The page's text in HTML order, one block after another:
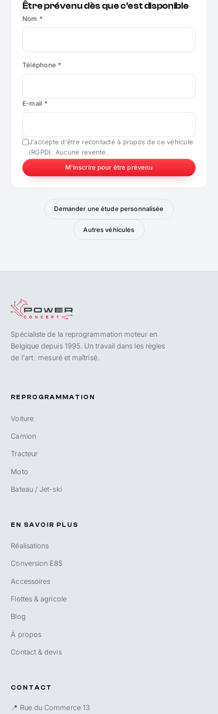
Être prévenu dès que c'est disponible
Nom *
Téléphone *
E-mail *
J'accepte d'être recontacté à propos de ce véhicule
(RGPD). Aucune revente.
M'inscrire pour être prévenu
Demander une étude personnalisée
Autres véhicules
Spécialiste de la reprogrammation moteur en
Belgique depuis 1995. Un travail dans les règles
de l'art : mesuré et maîtrisé.
REPROGRAMMATION
Voiture
Camion
Tracteur
Moto
Bateau / Jet-ski
EN SAVOIR PLUS
Réalisations
Conversion E85
Accessoires
Flottes & agricole
Blog
À propos
Contact & devis
CONTACT
📍 Rue du Commerce 13